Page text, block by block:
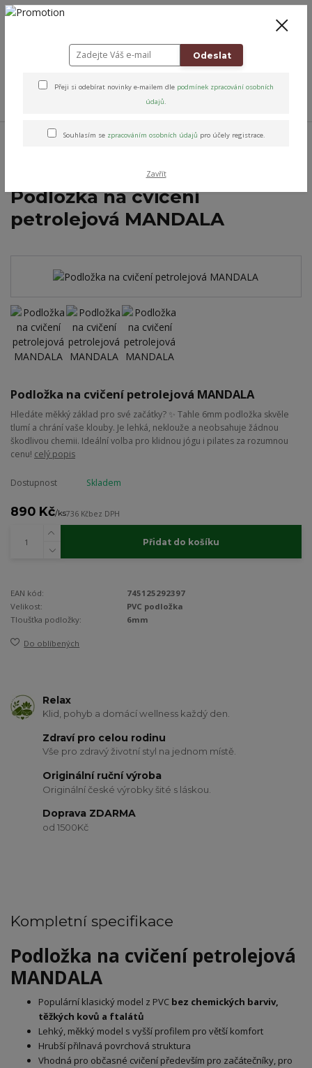
+420 778 743 310
Jóga & Pohyb Podložky na jógu
Podložka na jógu pro
Podložka na cvičení
petrolejová MANDALA
Podložka na cvičení petrolejová MANDALA
Hledáte měkký základ pro své začátky? ✨ Tahle 6mm podložka skvěle
tlumí a chrání vaše klouby. Je lehká, neklouže a neobsahuje žádnou
škodlivou chemii. Ideální volba pro klidnou jógu i pilates za rozumnou
cenu! celý popis
Dostupnost Skladem
890 Kč/ks736 Kčbez DPH
Přidat do košíku
EAN kód:
745125292397
Velikost:
PVC podložka
Tloušťka podložky:
6mm
Do oblíbených
Relax
Klid, pohyb a domácí wellness každý den.
Zdraví pro celou rodinu
Vše pro zdravý životní styl na jednom místě.
Originální ruční výroba
Originální české výrobky šité s láskou.
Doprava ZDARMA
od 1500Kč
Kompletní specifikace
Podložka na cvičení petrolejová
MANDALA
Populární klasický model z PVC bez chemických barviv,
těžkých kovů a ftalátů
Lehký, měkký model s vyšší profilem pro větší komfort
Hrubší přilnavá povrchová struktura
Vhodná pro občasné cvičení především pro začátečníky, pro
Odeslat
Přeji si odebírat novinky e-mailem dle podmínek zpracování osobních
údajů.
Souhlasím se zpracováním osobních údajů pro účely registrace.
Zavřít